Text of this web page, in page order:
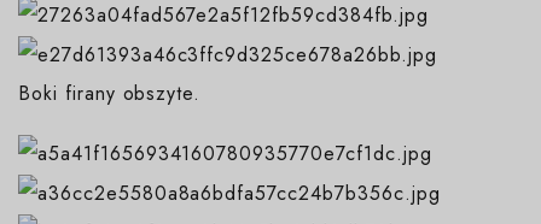
Boki firany obszyte.